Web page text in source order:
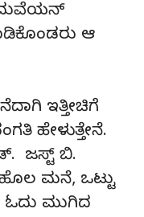
ಆ
ಇತ್ತೀಚಿಗೆ
ಹೇಳುತ್ತೇನೆ.
ಜಸ್ಟ್ ಬಿ.
ಮನೆ, ಒಟ್ಟು
ಓದು ಮುಗಿದ